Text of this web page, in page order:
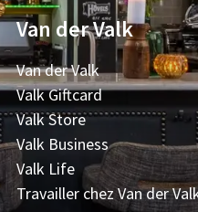
Van der Valk
Van der Valk
Valk Giftcard
Valk Store
Valk Business
Valk Life
Travailler chez Van der